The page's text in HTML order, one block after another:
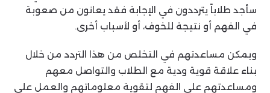
سأجد طلاباً يترددون في الإجابة فقد يعانون من صعوبة
في الفهم أو نتيجة للخوف، أو لأسباب أخرى.
ويمكن مساعدتهم في التخلص من هذا التردد من خلال
بناء علاقة قوية ودية مع الطلاب والتواصل معهم
ومساعدتهم على الفهم لتقوية معلوماتهم والعمل على